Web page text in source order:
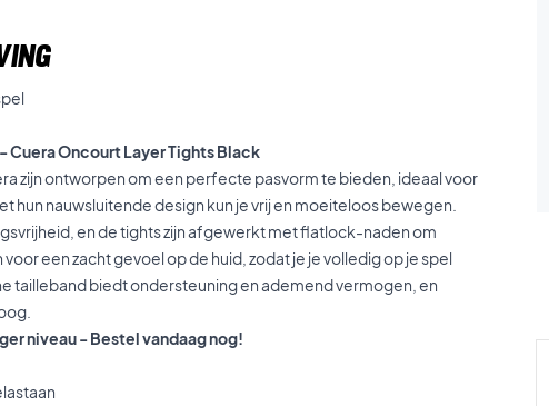
Cuera Oncourt Layer Tights Black
zijn ontworpen om een perfecte pasvorm te bieden, ideaal voor
hun nauwsluitende design kun je vrij en moeiteloos bewegen.
en de tights zijn afgewerkt met flatlock-naden om
een zacht gevoel op de huid, zodat je je volledig op je spel
tailleband biedt ondersteuning en ademend vermogen, en
niveau - Bestel vandaag nog!